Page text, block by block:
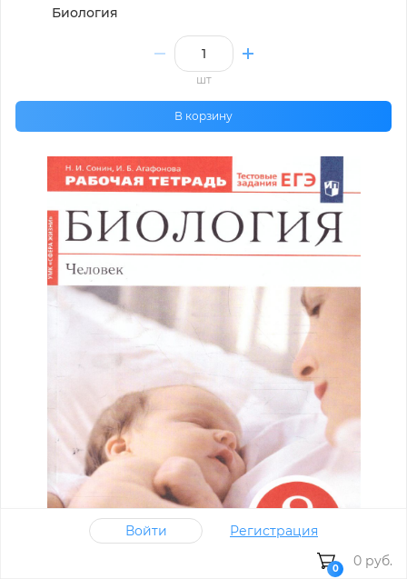
Биология
шт
В корзину
Войти Регистрация
0 0 руб.